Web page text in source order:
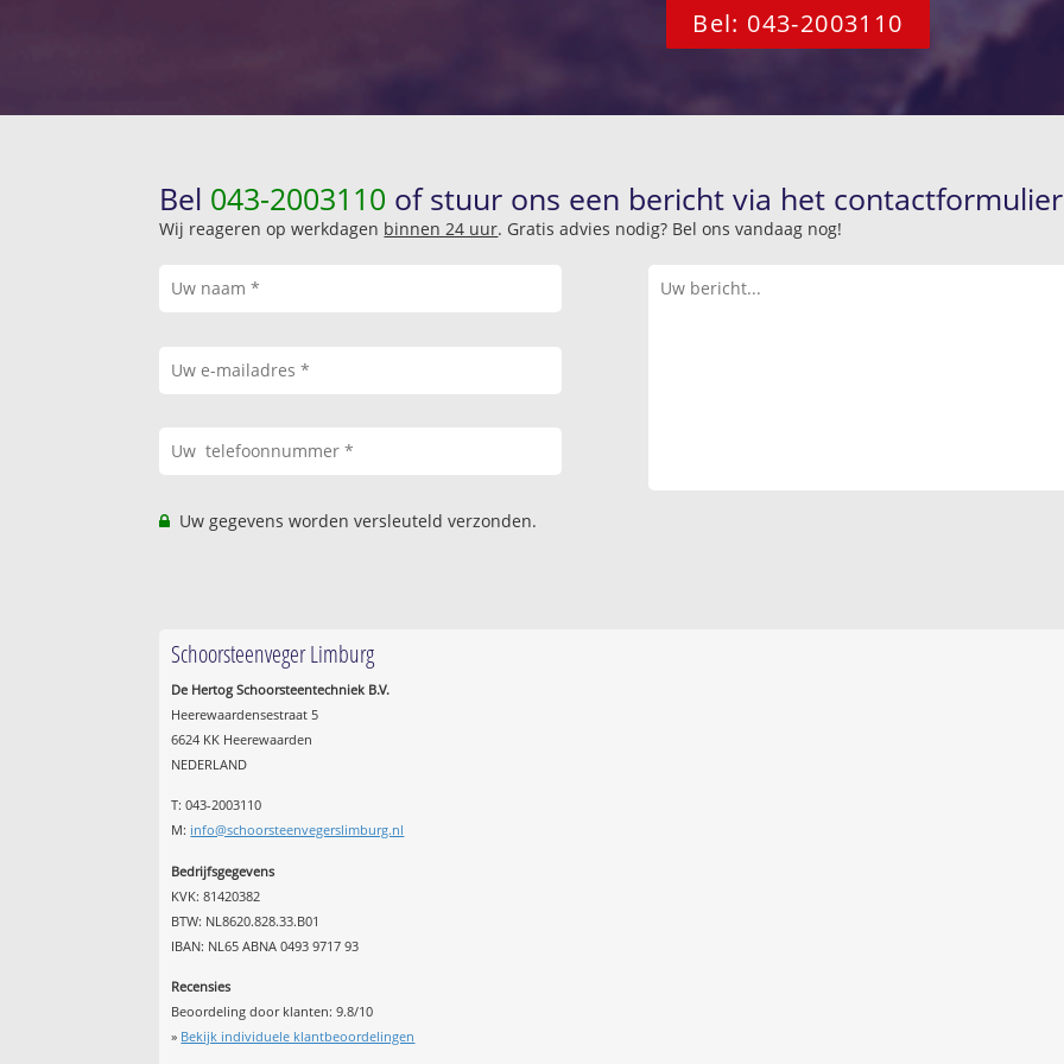
Bel: 043-2003110
Bel 043-2003110 of stuur ons een bericht via het
Wij reageren op werkdagen binnen 24 uur. Gratis advies nodig? Bel ons vandaag nog!
Uw gegevens worden versleuteld verzonden.
Schoorsteenveger Limburg
De Hertog Schoorsteentechniek B.V.
Heerewaardensestraat 5
6624 KK Heerewaarden
NEDERLAND
T: 043-2003110
M: info@schoorsteenvegerslimburg.nl
Bedrijfsgegevens
KVK: 81420382
BTW: NL8620.828.33.B01
IBAN: NL65 ABNA 0493 9717 93
Recensies
Beoordeling door klanten:9.8/10
» Bekijk individuele klantbeoordelingen